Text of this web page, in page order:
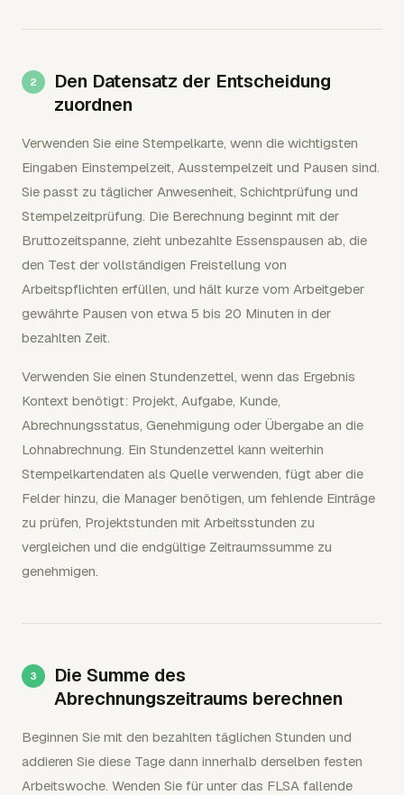
Den Datensatz der Entscheidung
zuordnen
Verwenden Sie eine Stempelkarte, wenn die wichtigsten
Eingaben Einstempelzeit, Ausstempelzeit und Pausen sind.
Sie passt zu täglicher Anwesenheit, Schichtprüfung und
Stempelzeitprüfung. Die Berechnung beginnt mit der
Bruttozeitspanne, zieht unbezahlte Essenspausen ab, die
den Test der vollständigen Freistellung von
Arbeitspflichten erfüllen, und hält kurze vom Arbeitgeber
gewährte Pausen von etwa 5 bis 20 Minuten in der
bezahlten Zeit.
Verwenden Sie einen Stundenzettel, wenn das Ergebnis
Kontext benötigt: Projekt, Aufgabe, Kunde,
Abrechnungsstatus, Genehmigung oder Übergabe an die
Lohnabrechnung. Ein Stundenzettel kann weiterhin
Stempelkartendaten als Quelle verwenden, fügt aber die
Felder hinzu, die Manager benötigen, um fehlende Einträge
zu prüfen, Projektstunden mit Arbeitsstunden zu
vergleichen und die endgültige Zeitraumssumme zu
genehmigen.
Die Summe des
Abrechnungszeitraums berechnen
Beginnen Sie mit den bezahlten täglichen Stunden und
addieren Sie diese Tage dann innerhalb derselben festen
Arbeitswoche. Wenden Sie für unter das FLSA fallende